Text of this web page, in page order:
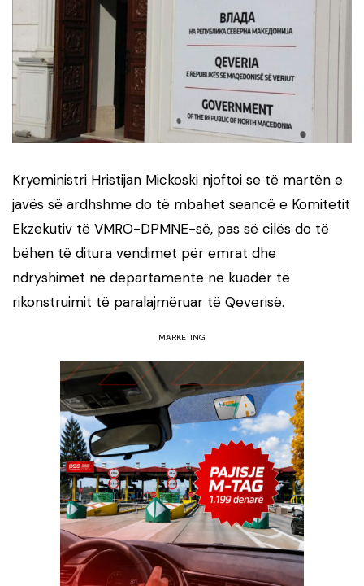
Kryeministri Hristijan Mickoski njoftoi se të martën e
javës së ardhshme do të mbahet seancë e Komitetit
Ekzekutiv të VMRO-DPMNE-së, pas së cilës do të
bëhen të ditura vendimet për emrat dhe
ndryshimet në departamente në kuadër të
rikonstruimit të paralajmëruar të Qeverisë.
MARKETING